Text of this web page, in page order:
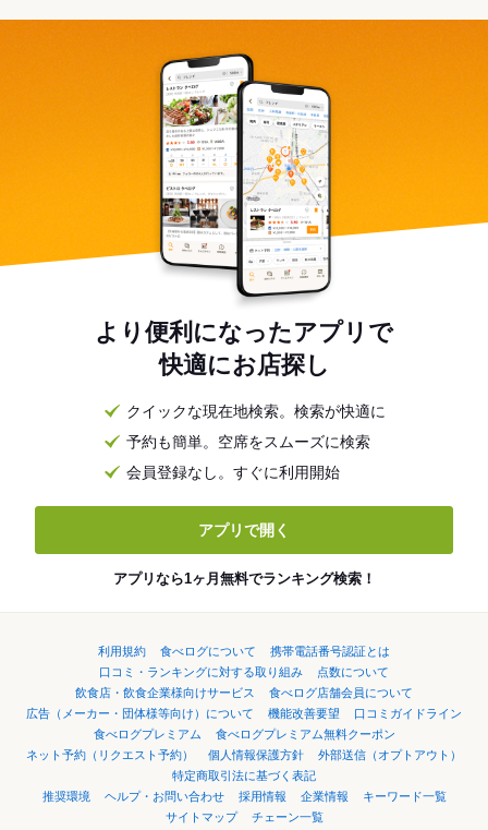
より便利になったアプリで
快適にお店探し
クイックな現在地検索。検索が快適に
予約も簡単。空席をスムーズに検索
会員登録なし。すぐに利用開始
アプリで開く
アプリなら1ヶ月無料でランキング検索！
利用規約 食べログについて
携帯電話番号認証とは
口コミ・ランキングに対する取り組み
点数について
飲食店・飲食企業様向けサービス
食べログ店舗会員について
広告（メーカー・団体様等向け）について
機能改善要望
口コミガイドライン
食べログプレミアム
食べログプレミアム無料クーポン
ネット予約（リクエスト予約）
個人情報保護方針
外部送信（オプトアウト）
特定商取引法に基づく表記
推奨環境
ヘルプ・お問い合わせ 採用情報 企業情報
キーワード一覧
サイトマップ
チェーン一覧